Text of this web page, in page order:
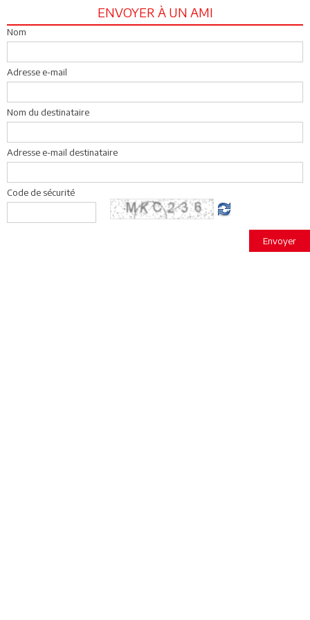
ENVOYER À UN AMI
Nom
Adresse e-mail
Nom du destinataire
Adresse e-mail destinataire
Code de sécurité
Envoyer